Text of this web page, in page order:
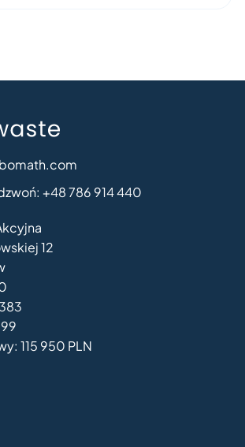
+48 786 914 440
12
115 950 PLN